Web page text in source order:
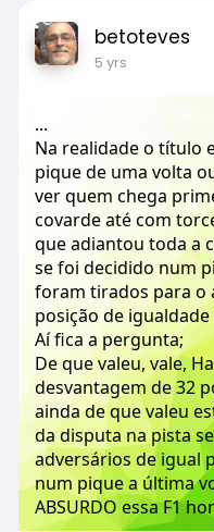
betoteves
5 yrs
...
Na realidade o título
pique de uma volta
ver quem chega
covarde até com
que adiantou toda a
se foi decidido num
foram tirados para o
posição de
Aí fica a pergunta;
De que valeu, vale,
desvantagem de 32
ainda de que valeu
da disputa na pista
adversários de igual
num pique a última
ABSURDO essa F1